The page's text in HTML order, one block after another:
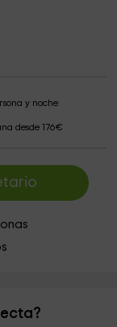
y noche
desde 176€